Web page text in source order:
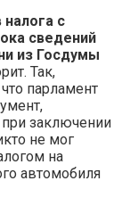
с
сведений
из Госдумы
Так,
парламент
заключении
не мог
на
автомобиля